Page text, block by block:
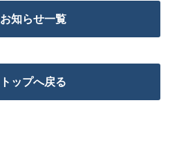
お知らせ一覧
トップへ戻る